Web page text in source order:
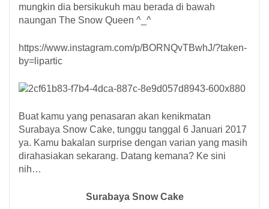
mungkin dia bersikukuh mau berada di bawah
naungan The Snow Queen ^_^
https://www.instagram.com/p/BORNQvTBwhJ/?taken-
by=lipartic
Buat kamu yang penasaran akan kenikmatan
Surabaya Snow Cake, tunggu tanggal 6 Januari 2017
ya. Kamu bakalan surprise dengan varian yang masih
dirahasiakan sekarang. Datang kemana? Ke sini
nih…
Surabaya Snow Cake